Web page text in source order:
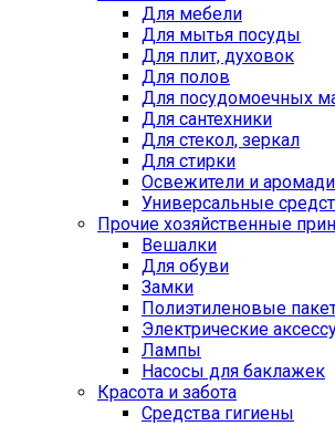
Для мебели
Для мытья посуды
Для плит, духовок
Для полов
Для посудомоечных
Для сантехники
Для стекол, зеркал
Для стирки
Освежители и
Универсальные
Прочие хозяйственные
Вешалки
Для обуви
Замки
Полиэтиленовые
Электрические
Лампы
Насосы для баклажек
Красота и забота
Средства гигиены